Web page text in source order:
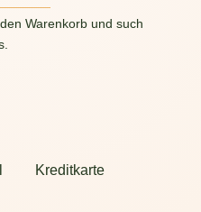
Warenkorb und such
Kreditkarte